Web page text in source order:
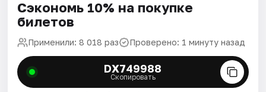
Сэкономь 10% на покупке
билетов
Применили: 8 018 раз Проверено: 1 минуту назад
DX749988
Скопировать